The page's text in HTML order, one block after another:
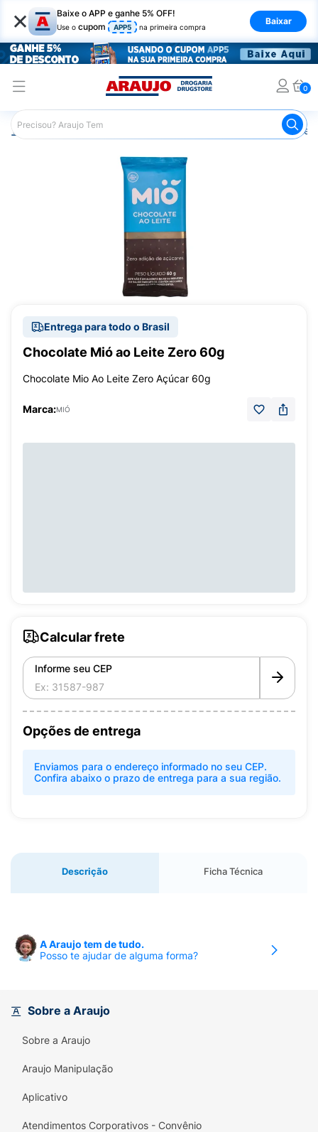
× Baixe o APP e ganhe 5% OFF!
Use o cupom APP5 na primeira compra
Baixar
0
Araujo Nutrição Saudável Chocolate
Entrega para todo o Brasil
Chocolate Mió ao Leite Zero 60g
Chocolate Mio Ao Leite Zero Açúcar 60g
Marca:MIÓ
Calcular frete
Informe seu CEP
Opções de entrega
Enviamos para o endereço informado no seu CEP.
Confira abaixo o prazo de entrega para a sua região.
Descrição Ficha Técnica
A Araujo tem de tudo.
Posso te ajudar de alguma forma?
Sobre a Araujo
Sobre a Araujo
Araujo Manipulação
Aplicativo
Atendimentos Corporativos - Convênio